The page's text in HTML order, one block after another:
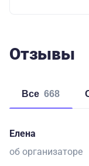
Отзывы
Все 668
Елена
об организаторе